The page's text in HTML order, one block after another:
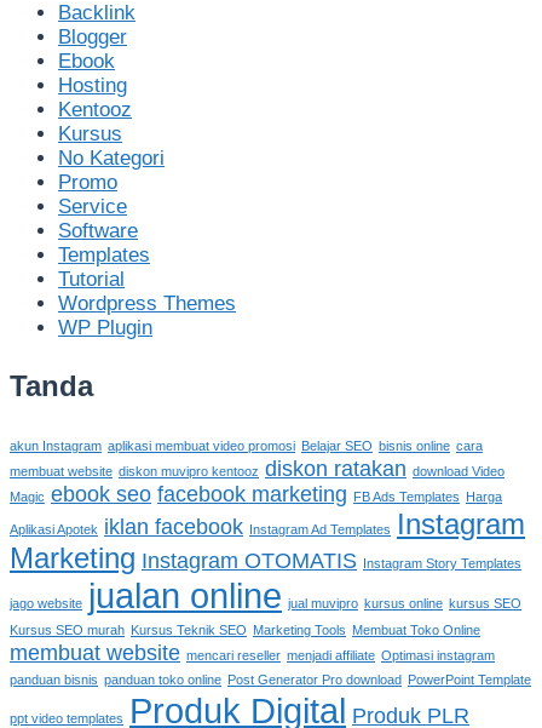
Backlink
Blogger
Ebook
Hosting
Kentooz
Kursus
No Kategori
Promo
Service
Software
Templates
Tutorial
Wordpress Themes
WP Plugin
Tanda
akun Instagram aplikasi membuat video promosi Belajar SEO bisnis online cara
membuat website diskon muvipro kentooz diskon ratakan download Video
Magic ebook seo facebook marketing FB Ads Templates Harga
Aplikasi Apotek iklan facebook Instagram Ad Templates
Instagram
Marketing Instagram OTOMATIS Instagram Story Templates
jago website jualan online jual muvipro kursus online kursus SEO
Kursus SEO murah Kursus Teknik SEO Marketing Tools Membuat Toko Online
membuat website mencari reseller menjadi affiliate Optimasi instagram
panduan bisnis panduan toko online Post Generator Pro download PowerPoint Template
ppt video templates Produk Digital Produk PLR